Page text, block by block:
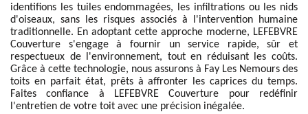
identifions les tuiles endommagées, les infiltrations ou les nids
d'oiseaux, sans les risques associés à l'intervention humaine
traditionnelle. En adoptant cette approche moderne, LEFEBVRE
Couverture s'engage à fournir un service rapide, sûr et
respectueux de l'environnement, tout en réduisant les coûts.
Grâce à cette technologie, nous assurons à Fay Les Nemours des
toits en parfait état, prêts à affronter les caprices du temps.
Faites confiance à LEFEBVRE Couverture pour redéfinir
l'entretien de votre toit avec une précision inégalée.